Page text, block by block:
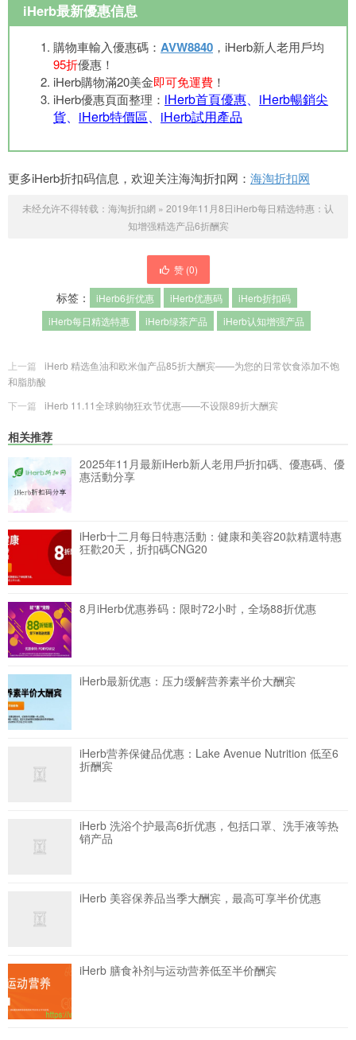
iHerb最新優惠信息
購物車輸入優惠碼： AVW8840 ，iHerb新人老用戶均
95折優惠！
iHerb購物滿20美金即可免運費 ！
iHerb優惠頁面整理： iHerb首頁優惠
iHerb暢銷尖
貨
iHerb特價區 iHerb試用產品
更多iHerb折扣码信息，欢迎关注海淘折扣网： 海淘折扣网
未经允许不得转载： 海淘折扣網 » 2019年11月8日iHerb每日精选特惠：认
知增强精选产品6折酬宾
赞 (0)
标签： iHerb6折优惠 iHerb优惠码
iHerb折扣码
iHerb每日精选特惠
iHerb绿茶产品 iHerb认知增强产品
上一篇
iHerb 精选鱼油和欧米伽产品85折大酬宾——为您的日常饮食添加不饱
和脂肪酸
下一篇
iHerb 11.11全球购物狂欢节优惠——不设限89折大酬宾
相关推荐
2025年11月最新iHerb新人老用戶折扣碼、優惠碼、優
惠活動分享
iHerb十二月每日特惠活動：健康和美容20款精選特惠
狂歡20天，折扣碼CNG20
8月iHerb优惠券码：限时72小时，全场88折优惠
iHerb最新优惠：压力缓解营养素半价大酬宾
iHerb营养保健品优惠：Lake Avenue Nutrition 低至6
折酬宾
iHerb 洗浴个护最高6折优惠，包括口罩、洗手液等热
销产品
iHerb 美容保养品当季大酬宾，最高可享半价优惠
iHerb 膳食补剂与运动营养低至半价酬宾